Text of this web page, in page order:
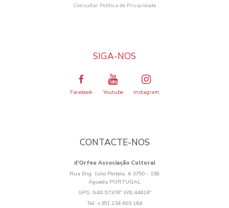
Consultar Política de Privacidade
SIGA-NOS
Facebook Youtube Instagram
CONTACTE-NOS
d’Orfeu Associação Cultural
Rua Eng. Júlio Portela, 6 3750 - 158
Águeda PORTUGAL
GPS: N40.57376º W8.44616º
Tel: +351 234 603 164